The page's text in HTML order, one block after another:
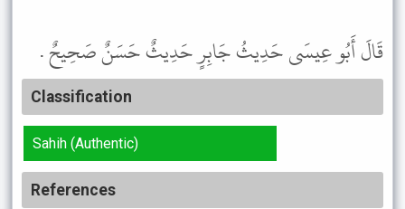
قَالَ أَبُو عِيسَى حَدِيثُ جَابِرٍ حَدِيثٌ حَسَنٌ صَحِيحٌ .
Classification
Sahih (Authentic)
References